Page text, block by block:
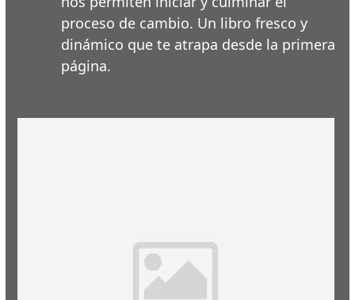
proceso de cambio. Un libro fresco y
dinámico que te atrapa desde la primera
página.